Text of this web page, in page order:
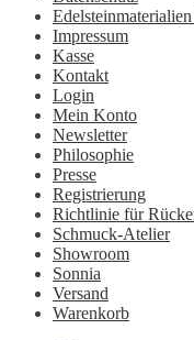
Impressum
Kasse
Kontakt
Login
Mein Konto
Newsletter
Philosophie
Presse
Registrierung
Richtlinie für
Schmuck-Atelier
Showroom
Sonnia
Versand
Warenkorb